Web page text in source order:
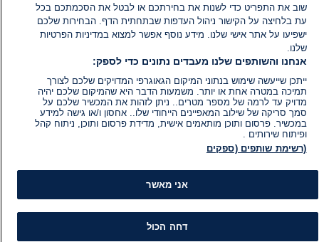
שוב את התפריט כדי לשנות את בחירתכם או לבטל את הסכמתכם בכל
עת בלחיצה על הקישור ניהול העדפות שבתחתית הדף. הבחירות שלכם
ישפיעו על אתר אישי שלנו. מידע נוסף אפשר למצוא במדיניות הפרטיות
שלנו.
אנחנו והשותפים שלנו מעבדים נתונים כדי לספק:
ייתכן שייעשה שימוש בנתוני המיקום הגאוגרפי המדויקים שלכם לצורך
תמיכה במטרה אחת או יותר. משמעות הדבר היא שהמיקום שלכם יהיה
מדויק עד לרמה של מספר מטרים.. ניתן לזהות את המכשיר שלכם על
סמך סריקה של שילוב המאפיינים הייחודי שלו.. אחסון ו/או גישה למידע
במכשיר. פרסום ותוכן מותאמים אישית, מדידת פרסום ותוכן, ניתוח קהל
ופיתוח שירותים .
(רשימת שותפים (ספקים
אני מאשר
דחה הכול